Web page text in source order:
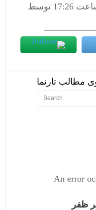
ساعت 17:26 توسط
مطالب تارنما
An error
ظفر